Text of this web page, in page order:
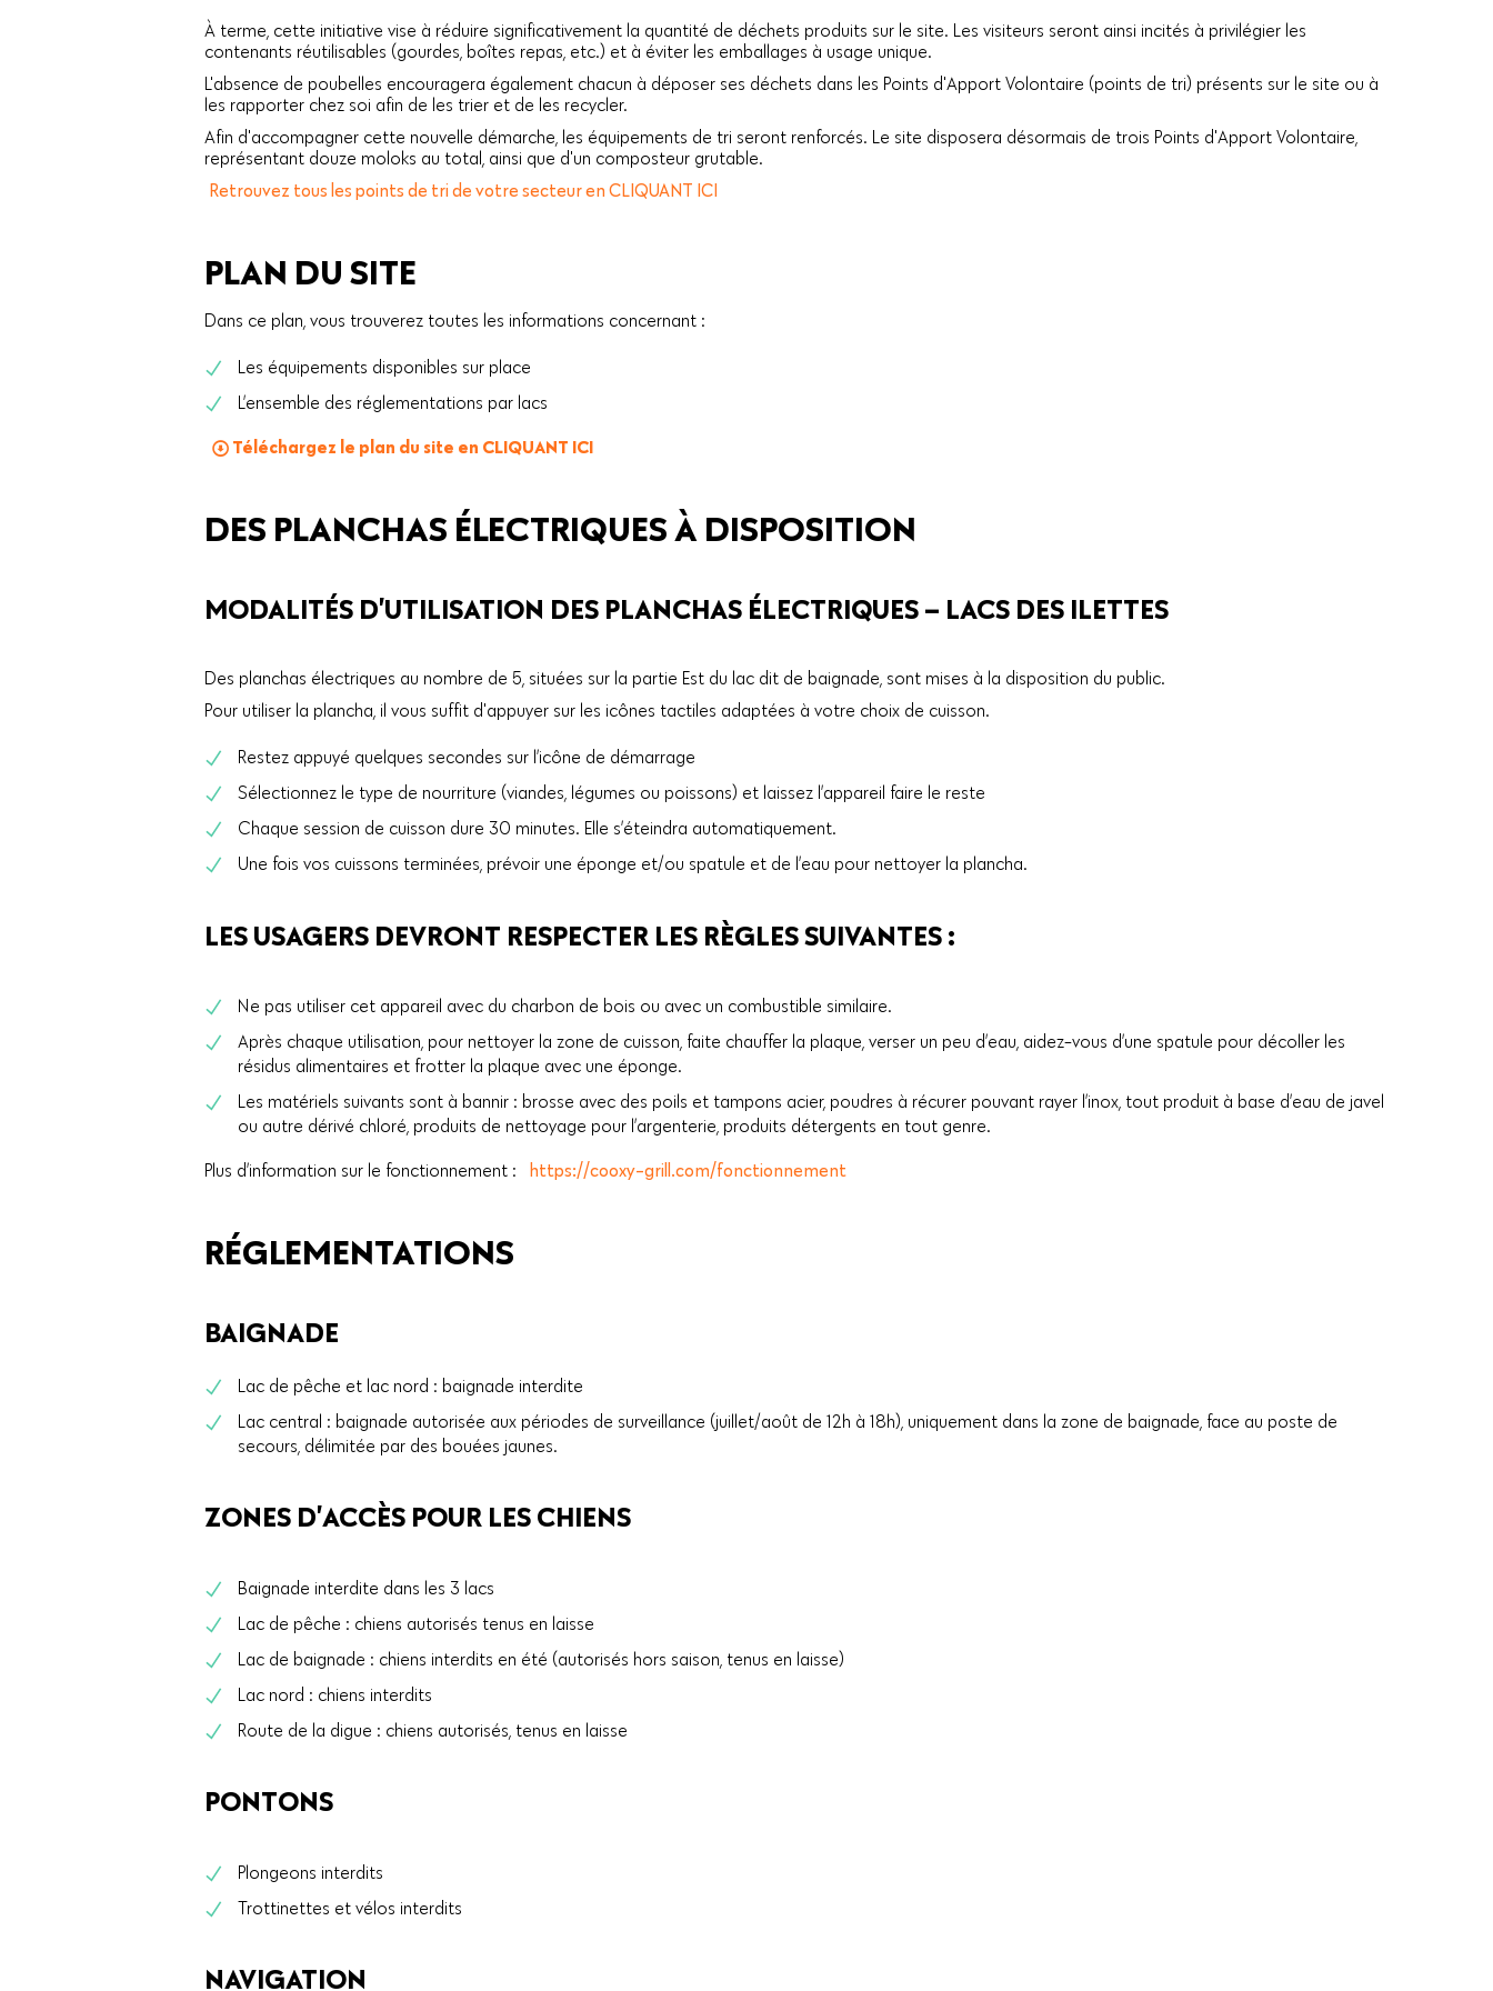
À terme, cette initiative vise à réduire significativement la quantité de déchets produits sur le site. Les visiteurs seront ainsi incités à privilégier les
contenants réutilisables (gourdes, boîtes repas, etc.) et à éviter les emballages à usage unique.
L'absence de poubelles encouragera également chacun à déposer ses déchets dans les Points d'Apport Volontaire (points de tri) présents sur le site ou à
les rapporter chez soi afin de les trier et de les recycler.
Afin d'accompagner cette nouvelle démarche, les équipements de tri seront renforcés. Le site disposera désormais de trois Points d'Apport Volontaire,
représentant douze moloks au total, ainsi que d'un composteur grutable.
Retrouvez tous les points de tri de votre secteur en CLIQUANT ICI
PLAN DU SITE
Dans ce plan, vous trouverez toutes les informations concernant :
Les équipements disponibles sur place
L’ensemble des réglementations par lacs
Téléchargez le plan du site en CLIQUANT ICI
DES PLANCHAS ÉLECTRIQUES À DISPOSITION
MODALITÉS D’UTILISATION DES PLANCHAS ÉLECTRIQUES – LACS DES ILETTES
Des planchas électriques au nombre de 5, situées sur la partie Est du lac dit de baignade, sont mises à la disposition du public.
Pour utiliser la plancha, il vous suffit d'appuyer sur les icônes tactiles adaptées à votre choix de cuisson.
Restez appuyé quelques secondes sur l’icône de démarrage
Sélectionnez le type de nourriture (viandes, légumes ou poissons) et laissez l’appareil faire le reste
Chaque session de cuisson dure 30 minutes. Elle s’éteindra automatiquement.
Une fois vos cuissons terminées, prévoir une éponge et/ou spatule et de l’eau pour nettoyer la plancha.
LES USAGERS DEVRONT RESPECTER LES RÈGLES SUIVANTES :
Ne pas utiliser cet appareil avec du charbon de bois ou avec un combustible similaire.
Après chaque utilisation, pour nettoyer la zone de cuisson, faite chauffer la plaque, verser un peu d’eau, aidez-vous d’une spatule pour décoller les
résidus alimentaires et frotter la plaque avec une éponge.
Les matériels suivants sont à bannir : brosse avec des poils et tampons acier, poudres à récurer pouvant rayer l’inox, tout produit à base d’eau de javel
ou autre dérivé chloré, produits de nettoyage pour l’argenterie, produits détergents en tout genre.
Plus d’information sur le fonctionnement :
https://cooxy-grill.com/fonctionnement
RÉGLEMENTATIONS
BAIGNADE
Lac de pêche et lac nord : baignade interdite
Lac central : baignade autorisée aux périodes de surveillance (juillet/août de 12h à 18h), uniquement dans la zone de baignade, face au poste de
secours, délimitée par des bouées jaunes.
ZONES D’ACCÈS POUR LES CHIENS
Baignade interdite dans les 3 lacs
Lac de pêche : chiens autorisés tenus en laisse
Lac de baignade : chiens interdits en été (autorisés hors saison, tenus en laisse)
Lac nord : chiens interdits
Route de la digue : chiens autorisés, tenus en laisse
PONTONS
Plongeons interdits
Trottinettes et vélos interdits
NAVIGATION